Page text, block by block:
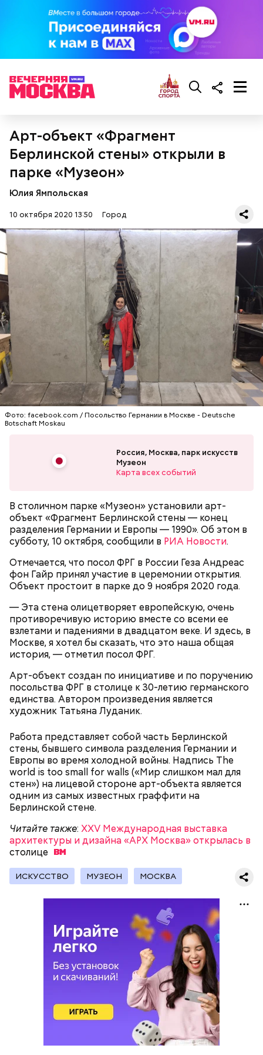
Арт-объект «Фрагмент
Берлинской стены» открыли в
парке «Музеон»
Юлия Ямпольская
10 октября 2020 13:50 Город
Фото: facebook.com / Посольство Германии в Москве - Deutsche
Botschaft Moskau
Россия, Москва, парк искусств
Музеон
Карта всех событий
В столичном парке «Музеон» установили арт-
объект «Фрагмент Берлинской стены — конец
разделения Германии и Европы — 1990». Об этом в
субботу, 10 октября, сообщили в РИА Новости.
Отмечается, что посол ФРГ в России Геза Андреас
фон Гайр принял участие в церемонии открытия.
Объект простоит в парке до 9 ноября 2020 года.
— Эта стена олицетворяет европейскую, очень
противоречивую историю вместе со всеми ее
взлетами и падениями в двадцатом веке. И здесь, в
Москве, я хотел бы сказать, что это наша общая
история, — отметил посол ФРГ.
Арт-объект создан по инициативе и по поручению
посольства ФРГ в столице к 30-летию германского
единства. Автором произведения является
художник Татьяна Луданик.
Работа представляет собой часть Берлинской
стены, бывшего символа разделения Германии и
Европы во время холодной войны. Надпись The
world is too small for walls («Мир слишком мал для
стен») на лицевой стороне арт-объекта является
одним из самых известных граффити на
Берлинской стене.
Читайте также: XXV Международная выставка
архитектуры и дизайна «АРХ Москва» открылась в
столице
ИСКУССТВО МУЗЕОН МОСКВА
проекта «Детская площадка онлайн»